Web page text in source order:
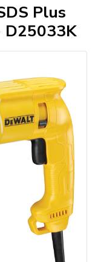
Plus
D25033K